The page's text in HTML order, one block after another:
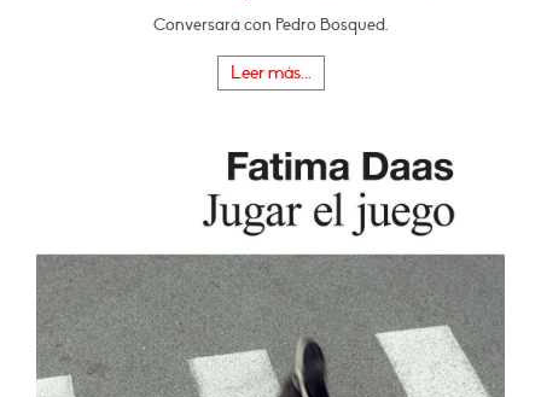
Conversará con Pedro Bosqued.
Leer más...